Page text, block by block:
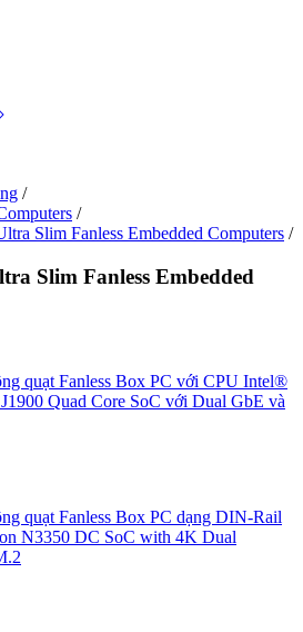
/
/
Slim Fanless Embedded Computers /
Slim Fanless Embedded
quạt Fanless Box PC với CPU Intel®
Quad Core SoC với Dual GbE và
quạt Fanless Box PC dạng DIN-Rail
N3350 DC SoC with 4K Dual